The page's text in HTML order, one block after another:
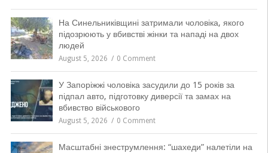
На Синельниківщині затримали чоловіка, якого
підозрюють у вбивстві жінки та нападі на двох
людей
August 5, 2026 0 Comment
У Запоріжжі чоловіка засудили до 15 років за
підпал авто, підготовку диверсії та замах на
вбивство військового
August 5, 2026 0 Comment
Масштабні знеструмлення: “шахеди” налетіли на